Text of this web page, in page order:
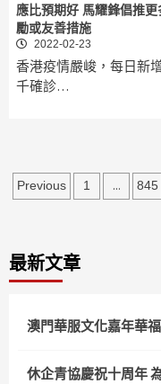
應比預期好 馬耀鋒倡推更
勵或友善措施
2022-02-23
香港疫情嚴峻，每日新
千確診…
文
分
頁
Previous 1 ... 845
最新文章
澳門華服文化嘉年華
休企青協慶祝十周年